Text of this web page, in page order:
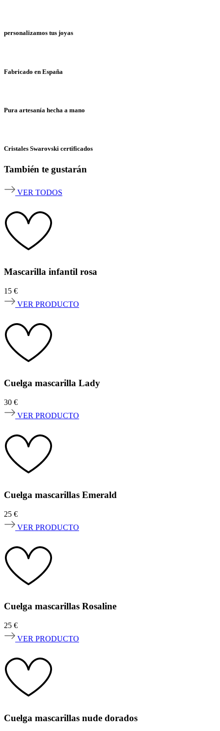
personalizamos tus joyas
Fabricado en España
Pura artesanía hecha a mano
Cristales Swarovski certificados
También te gustarán
VER TODOS
Mascarilla infantil rosa
15 €
VER PRODUCTO
Cuelga mascarilla Lady
30 €
VER PRODUCTO
Cuelga mascarillas Emerald
25 €
VER PRODUCTO
Cuelga mascarillas Rosaline
25 €
VER PRODUCTO
Cuelga mascarillas nude dorados